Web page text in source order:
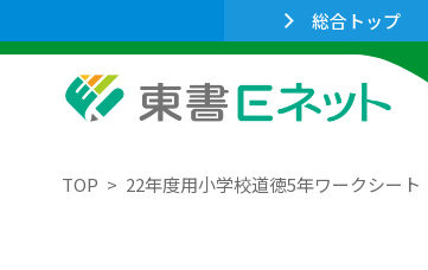
総合トップ
TOP 22年度用小学校道徳5年ワークシート